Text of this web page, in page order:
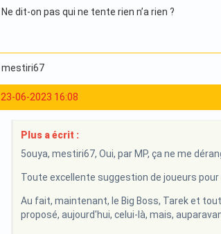
Ne dit-on pas qui ne tente rien n’a rien ?
mestiri67
23-06-2023 16:08
Plus a écrit :
5ouya, mestiri67, Oui, par MP, ça ne me
Toute excellente suggestion de joueurs
Au fait, maintenant, le Big Boss, Tarek et
proposé, aujourd'hui, celui-là, mais,